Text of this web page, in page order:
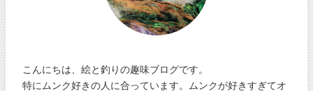
こんにちは、絵と釣りの趣味ブログです。
特にムンク好きの人に合っています。ムンクが好きすぎてオ